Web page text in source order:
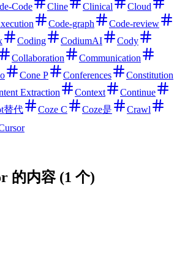
Code Cline Clinical
Cloud
Code-graph
Code-review
Coding CodiumAI
Cody
Collaboration
Communication
Cone P Conferences
Constitution
Extraction Context
Continue
替代 Coze C Coze是
Crawl
的内容 (1 个)